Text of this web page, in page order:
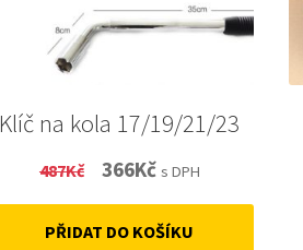
Klíč na kola 17/19/21/23
487Kč
Original
price
was:
366KčCurrent
price
is:
s DPH
PŘIDAT DO KOŠÍKU